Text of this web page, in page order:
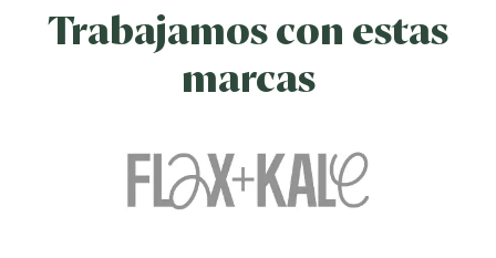
Trabajamos con estas
marcas